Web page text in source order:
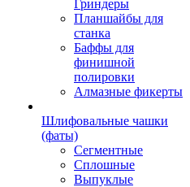
Гриндеры
Планшайбы для
станка
Баффы для
финишной
полировки
Алмазные фикерты
Шлифовальные чашки
(фаты)
Сегментные
Сплошные
Выпуклые